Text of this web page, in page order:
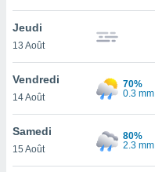
le
ainsi
un
la
du
Jeudi
13 Août
Vendredi
14 Août
70%
0.3 mm
Samedi
15 Août
80%
2.3 mm